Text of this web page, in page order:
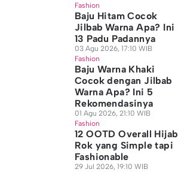
Fashion
Baju Hitam Cocok
Jilbab Warna Apa? Ini
13 Padu Padannya
03 Agu 2026, 17:10 WIB
Fashion
Baju Warna Khaki
Cocok dengan Jilbab
Warna Apa? Ini 5
Rekomendasinya
01 Agu 2026, 21:10 WIB
Fashion
12 OOTD Overall Hijab
Rok yang Simple tapi
Fashionable
29 Jul 2026, 19:10 WIB